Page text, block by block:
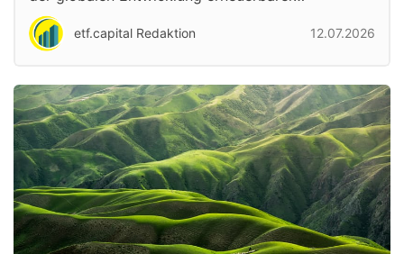
etf.capital Redaktion 12.07.2026